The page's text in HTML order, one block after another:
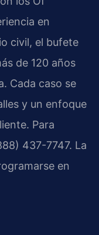
en
civil, el bufete
de 120 años
Cada caso se
y un enfoque
Para
437-7747. La
en